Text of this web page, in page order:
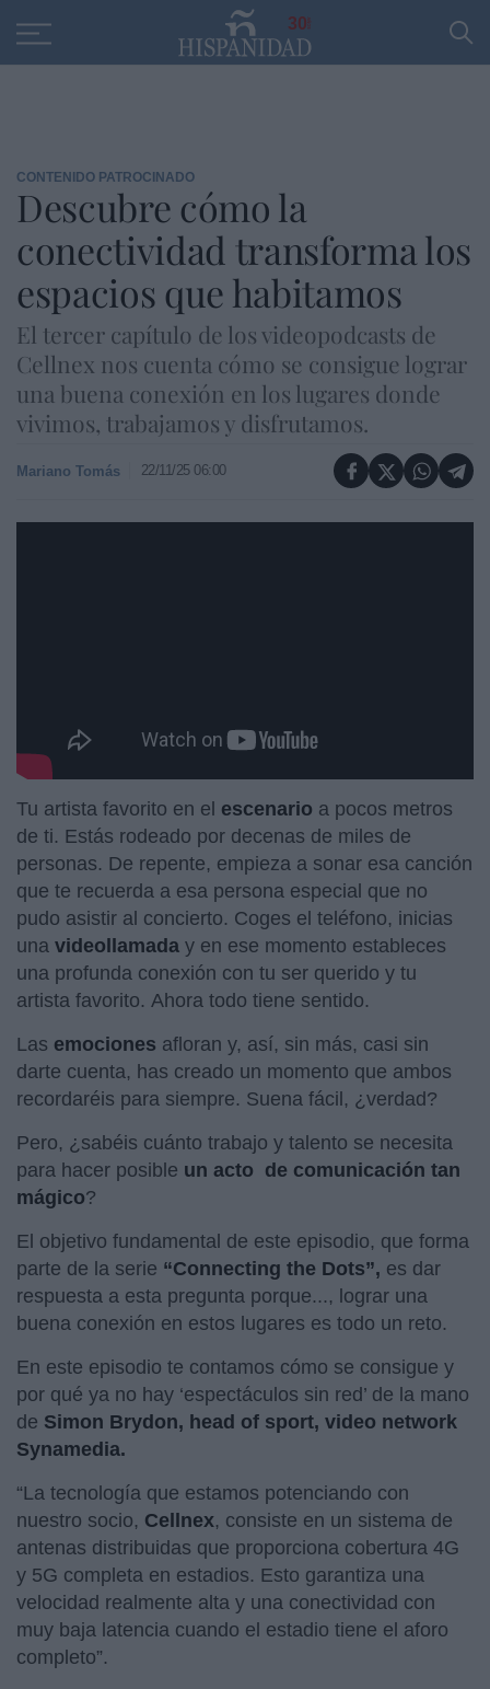
30
CONTENIDO PATROCINADO
Descubre cómo la
conectividad transforma los
espacios que habitamos
El tercer capítulo de los videopodcasts de
Cellnex nos cuenta cómo se consigue lograr
una buena conexión en los lugares donde
vivimos, trabajamos y disfrutamos.
Mariano Tomás 22/11/25 06:00
Tu artista favorito en el escenario a pocos metros
de ti. Estás rodeado por decenas de miles de
personas. De repente, empieza a sonar esa canción
que te recuerda a esa persona especial que no
pudo asistir al concierto. Coges el teléfono, inicias
una videollamada y en ese momento estableces
una profunda conexión con tu ser querido y tu
artista favorito. Ahora todo tiene sentido.
Las emociones afloran y, así, sin más, casi sin
darte cuenta, has creado un momento que ambos
recordaréis para siempre. Suena fácil, ¿verdad?
Pero, ¿sabéis cuánto trabajo y talento se necesita
para hacer posible un acto de comunicación tan
mágico?
El objetivo fundamental de este episodio, que forma
parte de la serie “Connecting the Dots”, es dar
respuesta a esta pregunta porque..., lograr una
buena conexión en estos lugares es todo un reto.
En este episodio te contamos cómo se consigue y
por qué ya no hay ‘espectáculos sin red’ de la mano
de Simon Brydon, head of sport, video network
Synamedia.
“La tecnología que estamos potenciando con
nuestro socio, Cellnex, consiste en un sistema de
antenas distribuidas que proporciona cobertura 4G
y 5G completa en estadios. Esto garantiza una
velocidad realmente alta y una conectividad con
muy baja latencia cuando el estadio tiene el aforo
completo”.